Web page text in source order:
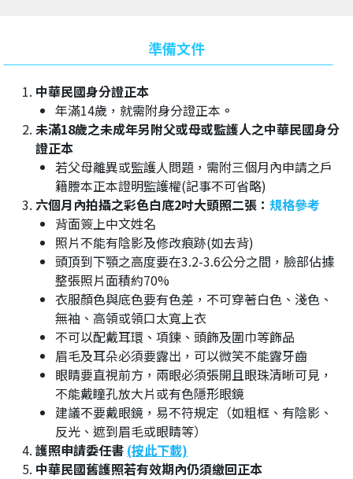
準備文件
中華民國身分證正本
年滿14歲，就需附身分證正本 。
未滿18歲之未成年另附父或母或監護人之中華民國身分
證正本
若父母離異或監護人問題，需附三個月內申請之戶
籍謄本正本證明監護權(記事不可省略)
六個月內拍攝之彩色白底2吋大頭照二張： 規格參考
背面簽上中文姓名
照片不能有陰影及修改痕跡(如去背)
頭頂到下顎之高度要在3.2-3.6公分之間，臉部佔據
整張照片面積約70%
衣服顏色與底色要有色差，不可穿著白色、淺色、
無袖、高領或領口太寬上衣
不可以配戴耳環、項鍊、頭飾及圍巾等飾品
眉毛及耳朵必須要露出，可以微笑不能露牙齒
眼睛要直視前方，兩眼必須張開且眼珠清晰可見，
不能戴瞳孔放大片或有色隱形眼鏡
建議不要戴眼鏡，易不符規定（如粗框、有陰影、
反光、遮到眉毛或眼睛等）
護照申請委任書 (按此下載)
中華民國舊護照若有效期內仍須繳回正本